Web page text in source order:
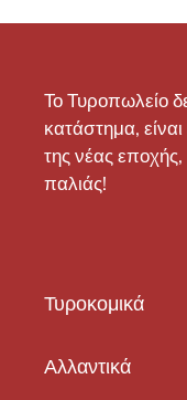
Το Τυροπωλείο
κατάστημα,
της νέας εποχής,
παλιάς!
Τυροκομικά
Αλλαντικά